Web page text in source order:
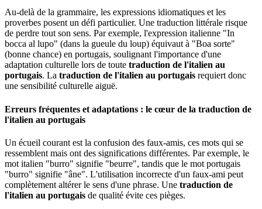
Au-delà de la grammaire, les expressions idiomatiques et les
proverbes posent un défi particulier. Une traduction littérale risque
de perdre tout son sens. Par exemple, l'expression italienne "In
bocca al lupo" (dans la gueule du loup) équivaut à "Boa sorte"
(bonne chance) en portugais, soulignant l'importance d'une
adaptation culturelle lors de toute traduction de l'italien au
portugais. La traduction de l'italien au portugais requiert donc
une sensibilité culturelle aiguë.
Erreurs fréquentes et adaptations : le cœur de la traduction de
l'italien au portugais
Un écueil courant est la confusion des faux-amis, ces mots qui se
ressemblent mais ont des significations différentes. Par exemple, le
mot italien "burro" signifie "beurre", tandis que le mot portugais
"burro" signifie "âne". L'utilisation incorrecte d'un faux-ami peut
complètement altérer le sens d'une phrase. Une traduction de
l'italien au portugais de qualité évite ces pièges.